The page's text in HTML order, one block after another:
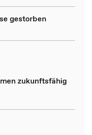
gestorben
zukunftsfähig